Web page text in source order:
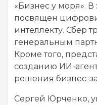
«Бизнес у моря». В
посвящен
интеллекту. Сбер
генеральным
Кроме того,
созданию ИИ-
решения бизнес-
Сергей Юрченко,